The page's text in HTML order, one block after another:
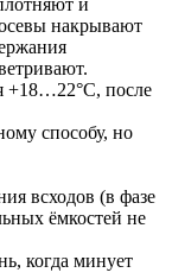
накрывают
+18…22°С, после
способу, но
всходов (в фазе
ёмкостей не
когда минует